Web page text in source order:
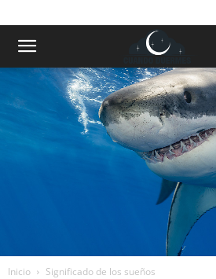
Inicio Significado de los sueños